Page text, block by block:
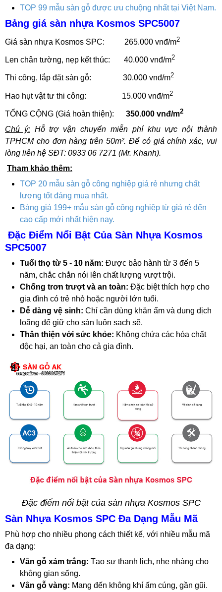
TOP 99 mẫu sàn gỗ được ưu chuộng nhất tại Việt Nam.
Bảng giá sàn nhựa Kosmos SPC5007
Giá sàn nhựa Kosmos SPC: 265.000 vnđ/m2
Len chân tường, nẹp kết thúc: 40.000 vnđ/m2
Thi công, lắp đặt sàn gỗ: 30.000 vnđ/m2
Hao hụt vật tư thi công: 15.000 vnđ/m2
TỔNG CỘNG (Giá hoàn thiện): 350.000 vnđ/m2
Chú ý:Hỗ trợ vận chuyển miễn phí khu vực nội thành
TPHCM cho đơn hàng trên 50m². Để có giá chính xác, vui
lòng liên hệ SĐT: 0933 06 7271 (Mr. Khanh).
Tham khảo thêm:
TOP 20 mẫu sàn gỗ công nghiệp giá rẻ nhưng chất
lượng tốt đáng mua nhất.
Bảng giá 199+ mẫu sàn gỗ công nghiệp từ giá rẻ đến
cao cấp mới nhất hiện nay.
Đặc Điểm Nổi Bật Của Sàn Nhựa Kosmos
SPC5007
Tuổi thọ từ 5 - 10 năm: Được bảo hành từ 3 đến 5
năm, chắc chắn nói lên chất lượng vượt trội.
Chống trơn trượt và an toàn: Đặc biệt thích hợp cho
gia đình có trẻ nhỏ hoặc người lớn tuổi.
Dễ dàng vệ sinh: Chỉ cần dùng khăn ẩm và dung dịch
loãng để giữ cho sàn luôn sạch sẽ.
Thân thiện với sức khỏe: Không chứa các hóa chất
độc hại, an toàn cho cả gia đình.
Đặc điểm nổi bật của sàn nhựa Kosmos SPC
Sàn Nhựa Kosmos SPC Đa Dạng Mẫu Mã
Phù hợp cho nhiều phong cách thiết kế, với nhiều mẫu mã
đa dạng:
Vân gỗ xám trắng: Tạo sự thanh lịch, nhẹ nhàng cho
không gian sống.
Vân gỗ vàng: Mang đến không khí ấm cúng, gần gũi.